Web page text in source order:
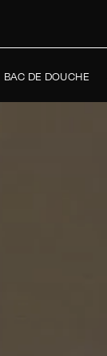
BAC DE DOUCHE